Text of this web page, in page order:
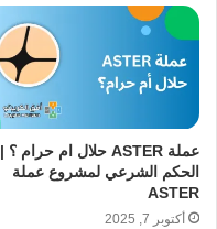
عملة ASTER حلال ام حرام ؟ |
الحكم الشرعي لمشروع عملة
ASTER
أكتوبر 7, 2025